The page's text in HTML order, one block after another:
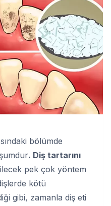
bölümde
. Diş tartarını
pek çok yöntem
kötü
gibi, zamanla diş eti